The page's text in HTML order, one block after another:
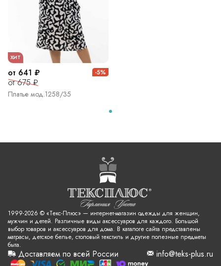
ХИТ
от 641 ₽
от 675 ₽
-5%
Платье мод.1258/35
1999-2026 © «Текс-Плюс» — интернет-магазин одежды для женщин,
мужчин и детей. Различные виды аксессуаров для каждого. Большой
выбор товаров и аксессуаров для дома. В каталоге сайта представлены
матрасы, детское белье, столовый текстиль и другие полезные предметы
быта.
Доставляем по всей России info@teks-plus.ru